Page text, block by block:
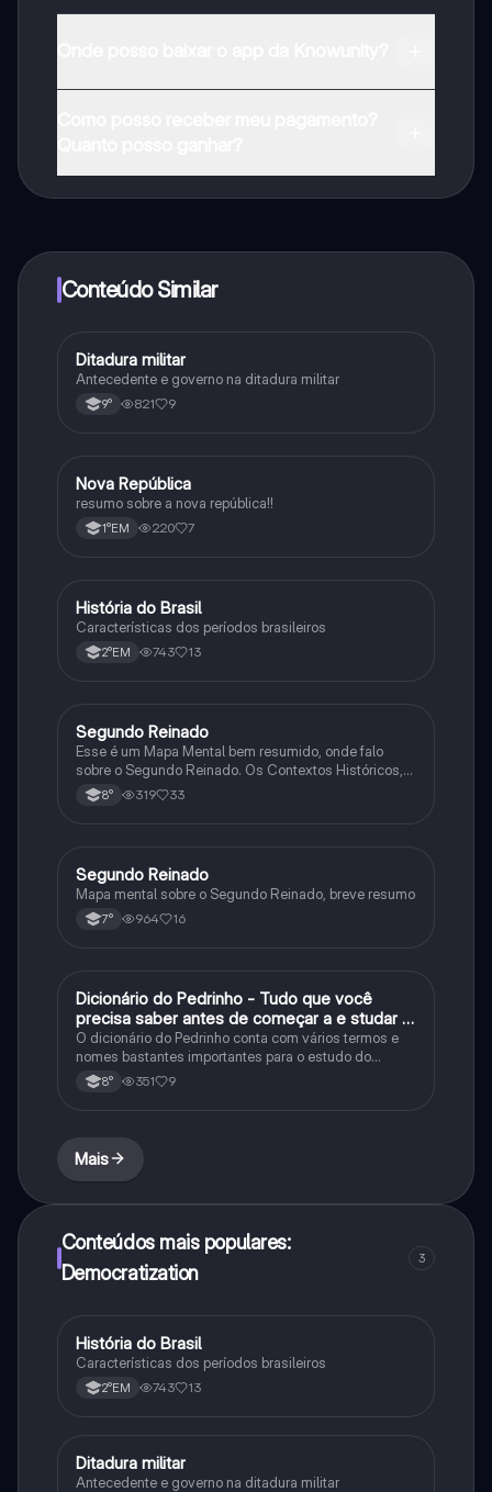
Conteúdo Similar
História
Ditadura militar
Antecedente e governo na ditadura militar
9° 821 9
História
Nova República
resumo sobre a nova república!!
1°EM 220 7
História
História do Brasil
Características dos períodos brasileiros
2°EM 743 13
História
Segundo Reinado
Esse é um Mapa Mental bem resumido, onde falo
sobre o Segundo Reinado. Os Contextos Históricos,
Monarquia, Aspectos Políticos, Economia, Sociedade,
Cultura, Conflitos e Crises e Proclamação da
8° 319 33
História
Segundo Reinado
Mapa mental sobre o Segundo Reinado, breve resumo
7° 964 16
História
Dicionário do Pedrinho - Tudo que você
precisa saber antes de começar a e studar o
segundo reinado!
O dicionário do Pedrinho conta com vários termos e
nomes bastantes importantes para o estudo do
segundo reinado e muito mais.
8° 351 9
Mais
Conteúdos mais populares:
Democratization
3
História
História do Brasil
Características dos períodos brasileiros
2°EM 743 13
História
Ditadura militar
Antecedente e governo na ditadura militar